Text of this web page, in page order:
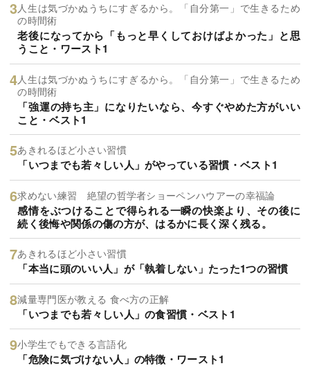
人生は気づかぬうちにすぎるから。「自分第一」で生きるため
の時間術
老後になってから「もっと早くしておけばよかった」と思
うこと・ワースト1
人生は気づかぬうちにすぎるから。「自分第一」で生きるため
の時間術
「強運の持ち主」になりたいなら、今すぐやめた方がいい
こと・ベスト1
あきれるほど小さい習慣
「いつまでも若々しい人」がやっている習慣・ベスト1
求めない練習 絶望の哲学者ショーペンハウアーの幸福論
感情をぶつけることで得られる一瞬の快楽より、その後に
続く後悔や関係の傷の方が、はるかに長く深く残る。
あきれるほど小さい習慣
「本当に頭のいい人」が「執着しない」たった1つの習慣
減量専門医が教える 食べ方の正解
「いつまでも若々しい人」の食習慣・ベスト1
小学生でもできる言語化
「危険に気づけない人」の特徴・ワースト1